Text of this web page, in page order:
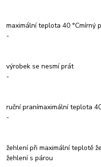
maximální teplota 40 °Cmírný
-
výrobek se nesmí prát
-
ruční pranímaximální teplota
-
žehlení při maximální teplotě
žehlení s párou